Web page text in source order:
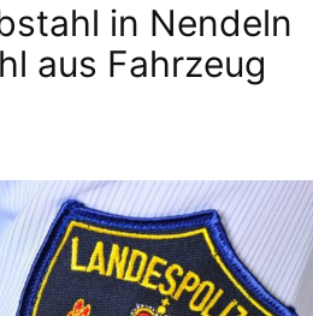
in Nendeln
aus Fahrzeug